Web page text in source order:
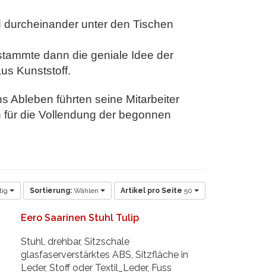
unter den Tischen
dann die geniale Idee der
Kunststoff.
Ableben führten seine Mitarbeiter
die Vollendung der begonnen
Sortierung: Wählen Artikel pro Seite 50
Eero Saarinen Stuhl Tulip
Stuhl, drehbar, Sitzschale
glasfaserverstärktes ABS, Sitzfläche in
Leder, Stoff oder Textil_Leder, Fuss